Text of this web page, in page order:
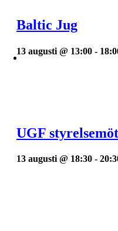
Baltic Jug
13 augusti @ 13:00 -
UGF
13 augusti @ 18:30 -